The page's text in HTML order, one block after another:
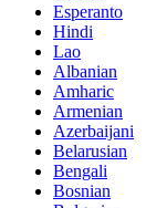
Esperanto
Hindi
Lao
Albanian
Amharic
Armenian
Azerbaijani
Belarusian
Bengali
Bosnian